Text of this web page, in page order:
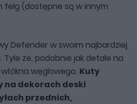
(dostępne są w innym
Defender w swoim najbardziej
Tyle że, podobnie jak detale na
węglowego. Kuty
na dekorach deski
przednich,